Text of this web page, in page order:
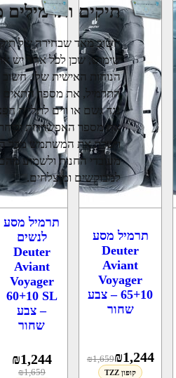
תרמיל מסע
Deuter
Aviant
Voyager
65+10 – צבע
שחור
₪1,244
₪1,659
קופון TZZ
תרמיל מסע
לנשים
Deuter
Aviant
Voyager
60+10 SL
– צבע
שחור
₪1,244
₪1,659
תיקים ותרמילים
חשוב מאד שבחירה של
שימוש, שכן לכל אחד יש
הנוחות האישית שלו.
התרמיל, את מספר התאים
נגד גשם או ווים לתליית
את מספר האפשרויות
וישרת את המשתמש מכל
מעובדי החנות ולשמוע
למבוקשים ומוצלחים.